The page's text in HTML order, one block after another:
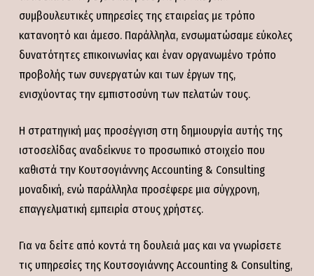
συμβουλευτικές υπηρεσίες της εταιρείας με τρόπο
κατανοητό και άμεσο. Παράλληλα, ενσωματώσαμε εύκολες
δυνατότητες επικοινωνίας και έναν οργανωμένο τρόπο
προβολής των συνεργατών και των έργων της,
ενισχύοντας την εμπιστοσύνη των πελατών τους.
Η στρατηγική μας προσέγγιση στη δημιουργία αυτής της
ιστοσελίδας αναδείκνυε το προσωπικό στοιχείο που
καθιστά την Κουτσογιάννης Accounting & Consulting
μοναδική, ενώ παράλληλα προσέφερε μια σύγχρονη,
επαγγελματική εμπειρία στους χρήστες.
Για να δείτε από κοντά τη δουλειά μας και να γνωρίσετε
τις υπηρεσίες της Κουτσογιάννης Accounting & Consulting,